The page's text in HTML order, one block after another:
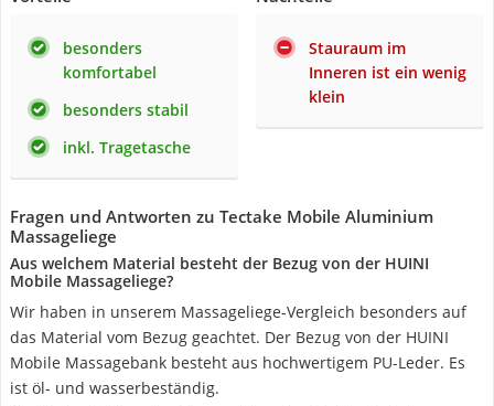
besonders
komfortabel
besonders stabil
inkl. Tragetasche
Stauraum im
Inneren ist ein wenig
klein
Fragen und Antworten zu Tectake Mobile Aluminium
Massageliege
Aus welchem Material besteht der Bezug von der HUINI
Mobile Massageliege?
Wir haben in unserem Massageliege-Vergleich besonders auf
das Material vom Bezug geachtet. Der Bezug von der HUINI
Mobile Massagebank besteht aus hochwertigem PU-Leder. Es
ist öl- und wasserbeständig.